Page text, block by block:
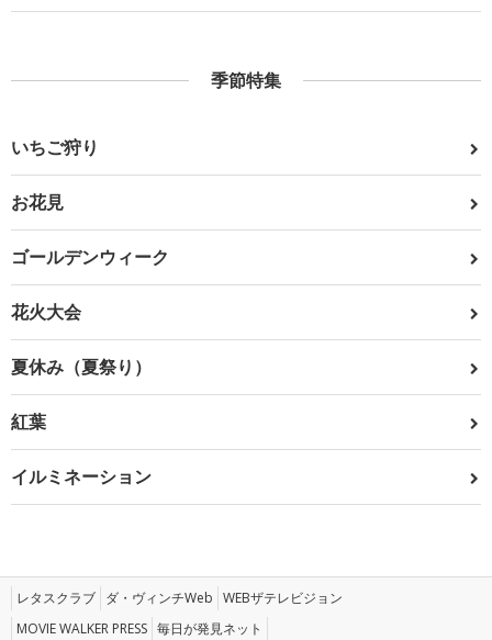
季節特集
いちご狩り
お花見
ゴールデンウィーク
花火大会
夏休み（夏祭り）
紅葉
イルミネーション
レタスクラブ ダ・ヴィンチWeb WEBザテレビジョン
MOVIE WALKER PRESS 毎日が発見ネット